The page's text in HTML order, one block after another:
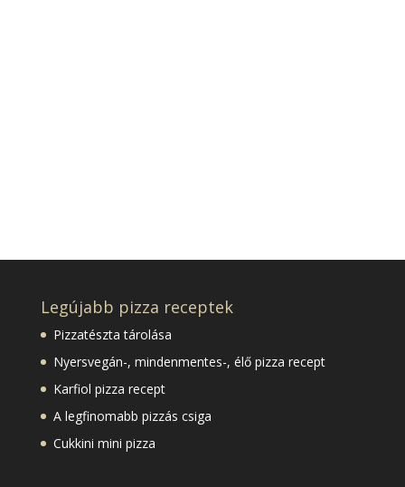
Legújabb pizza receptek
Pizzatészta tárolása
Nyersvegán-, mindenmentes-, élő pizza recept
Karfiol pizza recept
A legfinomabb pizzás csiga
Cukkini mini pizza